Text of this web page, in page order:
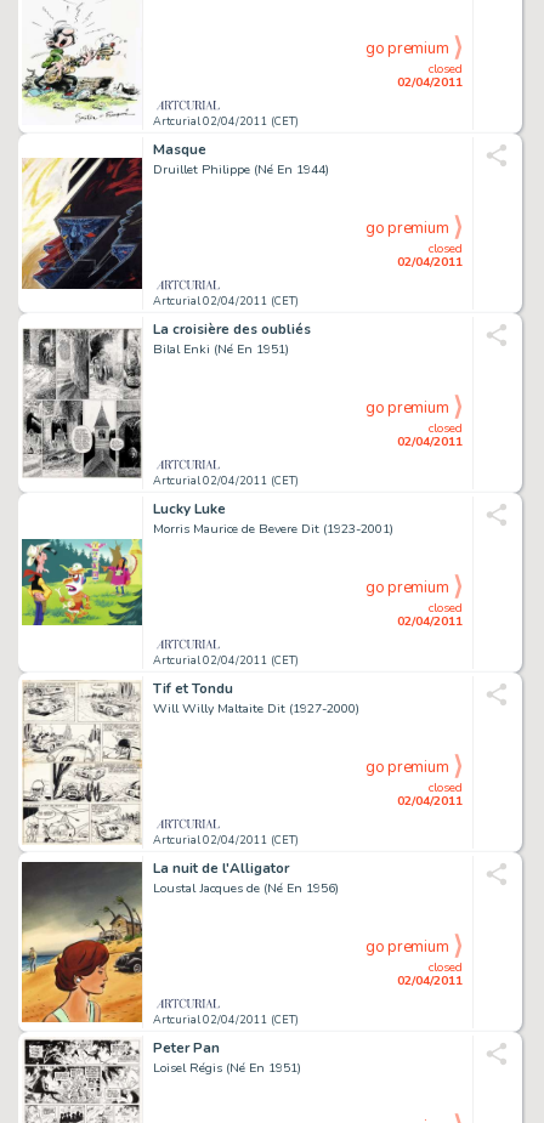
Artcurial 02/04/2011 (CET)
closed
02/04/2011
go premium
Masque
Druillet Philippe (Né En 1944)
Artcurial 02/04/2011 (CET)
closed
02/04/2011
go premium
La croisière des oubliés
Bilal Enki (Né En 1951)
Artcurial 02/04/2011 (CET)
closed
02/04/2011
go premium
Lucky Luke
Morris Maurice de Bevere Dit (1923-2001)
Artcurial 02/04/2011 (CET)
closed
02/04/2011
go premium
Tif et Tondu
Will Willy Maltaite Dit (1927-2000)
Artcurial 02/04/2011 (CET)
closed
02/04/2011
go premium
La nuit de l'Alligator
Loustal Jacques de (Né En 1956)
Artcurial 02/04/2011 (CET)
closed
02/04/2011
go premium
Peter Pan
Loisel Régis (Né En 1951)